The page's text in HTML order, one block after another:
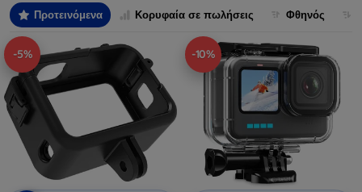
Προτεινόμενα Κορυφαία σε πωλήσεις Φθηνός
-5% -10%